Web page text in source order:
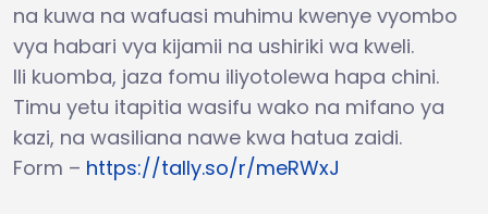
na kuwa na wafuasi muhimu kwenye vyombo
vya habari vya kijamii na ushiriki wa kweli.
Ili kuomba, jaza fomu iliyotolewa hapa chini.
Timu yetu itapitia wasifu wako na mifano ya
kazi, na wasiliana nawe kwa hatua zaidi.
Form – https://tally.so/r/meRWxJ